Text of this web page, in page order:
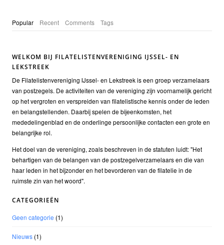
Popular Recent Comments Tags
WELKOM BIJ FILATELISTENVERENIGING IJSSEL- EN
LEKSTREEK
De Filatelistenvereniging IJssel- en Lekstreek is een groep verzamelaars
van postzegels. De activiteiten van de vereniging zijn voornamelijk gericht
op het vergroten en verspreiden van filatelistische kennis onder de leden
en belangstellenden. Daarbij spelen de bijeenkomsten, het
mededelingenblad en de onderlinge persoonlijke contacten een grote en
belangrijke rol.
Het doel van de vereniging, zoals beschreven in de statuten luidt: "Het
behartigen van de belangen van de postzegelverzamelaars en die van
haar leden in het bijzonder en het bevorderen van de filatelie in de
ruimste zin van het woord".
CATEGORIEËN
Geen categorie (1)
Nieuws(1)